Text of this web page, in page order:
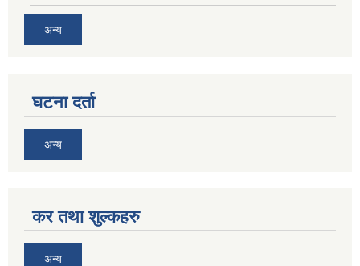
अन्य
घटना दर्ता
अन्य
कर तथा शुल्कहरु
अन्य